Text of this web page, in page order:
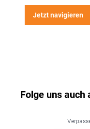
Jetzt navigieren
Folge uns auch